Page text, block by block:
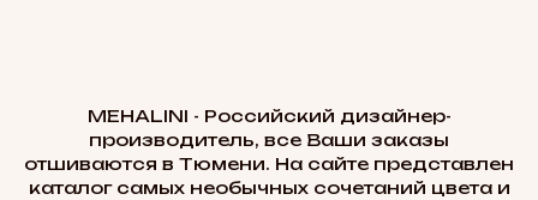
MEHALINI - Российский дизайнер-
производитель, все Ваши заказы
отшиваются в Тюмени. На сайте представлен
каталог самых необычных сочетаний цвета и